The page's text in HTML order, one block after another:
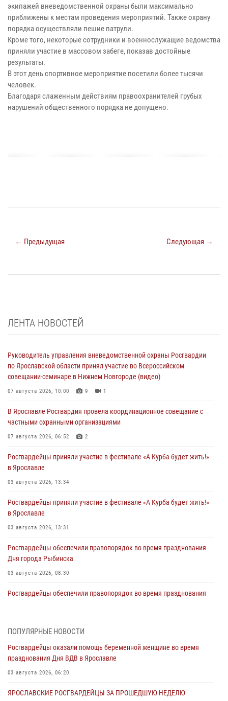
экипажей вневедомственной охраны были максимально
приближены к местам проведения мероприятий. Также охрану
порядка осуществляли пешие патрули.
Кроме того, некоторые сотрудники и военнослужащие ведомства
приняли участие в массовом забеге, показав достойные
результаты.
В этот день спортивное мероприятие посетили более тысячи
человек.
Благодаря слаженным действиям правоохранителей грубых
нарушений общественного порядка не допущено.
← Предыдущая Следующая →
ЛЕНТА НОВОСТЕЙ
Руководитель управления вневедомственной охраны Росгвардии
по Ярославской области принял участие во Всероссийском
совещании-семинаре в Нижнем Новгороде (видео)
07 августа 2026, 10:00 9 1
В Ярославле Росгвардия провела координационное совещание с
частными охранными организациями
07 августа 2026, 06:52 2
Росгвардейцы приняли участие в фестивале «А Курба будет жить!»
в Ярославле
03 августа 2026, 13:34
Росгвардейцы приняли участие в фестивале «А Курба будет жить!»
в Ярославле
03 августа 2026, 13:31
Росгвардейцы обеспечили правопорядок во время празднования
Дня города Рыбинска
03 августа 2026, 08:30
Росгвардейцы обеспечили правопорядок во время празднования
более 300 выездов по сигналам «тревога»
03 августа 2026, 07:24
празднования Дня ВДВ в Ярославле
ПОПУЛЯРНЫЕ НОВОСТИ
Росгвардейцы оказали помощь беременной женщине во время
празднования Дня ВДВ в Ярославле
03 августа 2026, 06:20
ЯРОСЛАВСКИЕ РОСГВАРДЕЙЦЫ ЗА ПРОШЕДШУЮ НЕДЕЛЮ